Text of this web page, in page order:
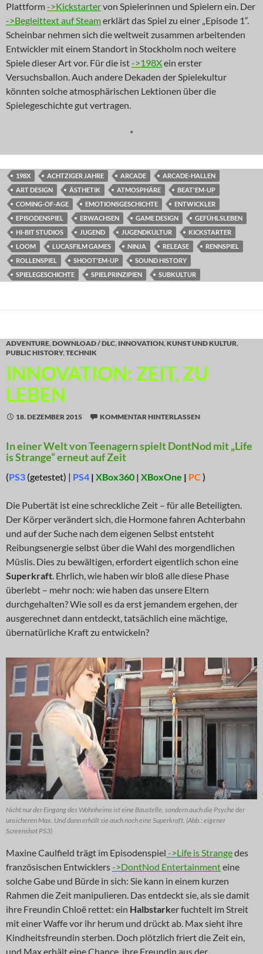
Plattform->Kickstartervon Spielerinnen und Spielern ein. Der
->Begleittext auf Steamerklärt das Spiel zu einer „Episode 1“.
Scheinbar nehmen sich die weltweit zusammen arbeitenden
Entwickler mit einem Standort in Stockholm noch weitere
Spiele dieser Art vor. Für die ist->198Xein erster
Versuchsballon. Auch andere Dekaden der Spielekultur
könnten solche atmosphärischen Lektionen über die
Spielegeschichte gut vertragen.
*
198X ACHTZIGER JAHRE ARCADE
ARCADE-HALLEN
ART DESIGN
ÄSTHETIK ATMOSPHÄRE
BEAT'EM-UP
COMING-OF-AGE
EMOTIONSGESCHICHTE
ENTWICKLER
EPISODENSPIEL
ERWACHSEN GAME DESIGN
GEFÜHLSLEBEN
HI-BIT STUDIOS
JUGEND JUGENDKULTUR
KICKSTARTER
LOOM
LUCASFILM GAMES NINJA RELEASE
RENNSPIEL
ROLLENSPIEL
SHOOT'EM-UP
SOUND HISTORY
SPIELEGESCHICHTE
SPIELPRINZIPIEN SUBKULTUR
ADVENTURE,DOWNLOAD / DLC, INNOVATION,KUNST UND KULTUR,
PUBLIC HISTORY,TECHNIK
INNOVATION: ZEIT, ZU
LEBEN
18. DEZEMBER 2015 KOMMENTAR HINTERLASSEN
In einer Welt von Teenagern spielt DontNod mit „Life
is Strange“ erneut auf Zeit
(PS3 (getestet) | PS4 | XBox360 | XBoxOne | PC )
Die Pubertät ist eine schreckliche Zeit – für alle Beteiligten.
Der Körper verändert sich, die Hormone fahren Achterbahn
und auf der Suche nach dem eigenen Selbst entsteht
Reibungsenergie selbst über die Wahl des morgendlichen
Müslis. Dies zu bewältigen, erfordert eigentlich schon eine
Superkraft. Ehrlich, wie haben wir bloß alle diese Phase
überlebt – mehr noch: wie haben das unsere Eltern
durchgehalten? Wie soll es da erst jemandem ergehen, der
ausgerechnet dann entdeckt, tatsächlich eine mächtige,
übernatürliche Kraft zu entwickeln?
Nicht nur der Eingang des Wohnheims ist eine Baustelle, sondern auch die Psyche der
unsicheren Max. Und dann erhält sie auch noch eine Superkraft. (Abb.: eigener
Screenshot PS3)
Maxine Caulfield trägt im Episodenspiel ->Life is Strangedes
französischen Entwicklers->DontNod Entertainmenteine
solche Gabe und Bürde in sich: Sie kann in einem kurzen
Rahmen die Zeit manipulieren. Das entdeckt sie, als sie damit
ihre Freundin Chloë rettet: ein Halbstarker fuchtelt im Streit
mit einer Waffe vor ihr herum und drückt ab. Max sieht ihre
Kindheitsfreundin sterben. Doch plötzlich friert die Zeit ein,
und Max erhält eine Chance, ihre Freundin aus der